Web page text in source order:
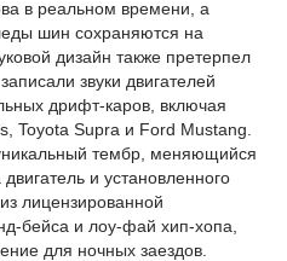
в реальном времени, а
шин сохраняются на
дизайн также претерпел
звуки двигателей
дрифт-каров, включая
Toyota Supra и Ford Mustang.
тембр, меняющийся
и установленного
лицензированной
бейса и лоу-фай хип-хопа,
для ночных заездов.